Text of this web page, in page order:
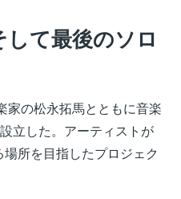
して最後のソロ
家の松永拓馬とともに音楽
立した。アーティストが
所を目指したプロジェク